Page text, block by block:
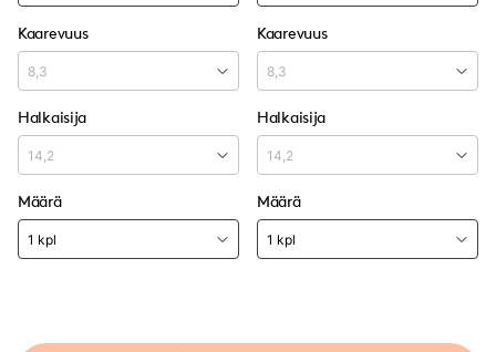
Kaarevuus
Halkaisija
Määrä
Kaarevuus
Halkaisija
Määrä